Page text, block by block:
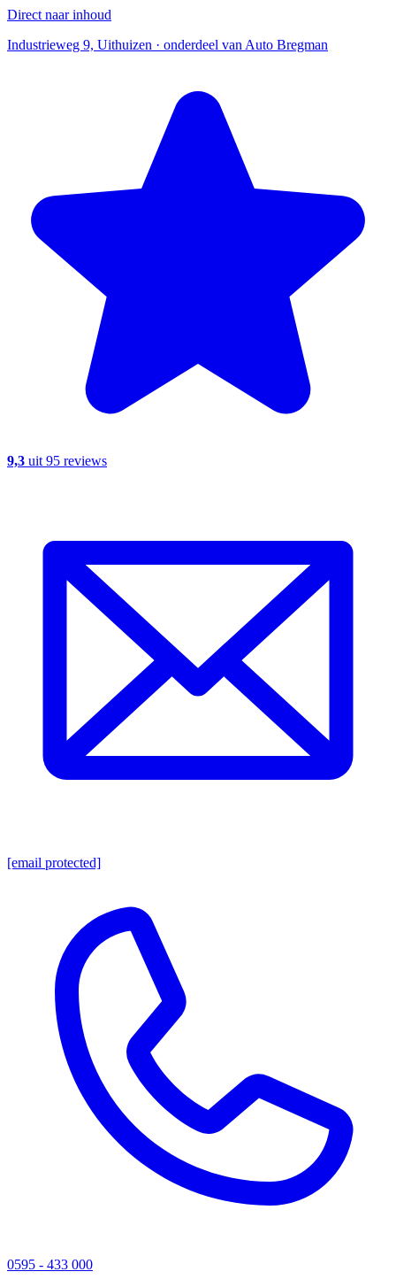
Direct naar inhoud
Industrieweg 9, Uithuizen · onderdeel van Auto Bregman
9,3 uit 95 reviews
[email protected]
0595 - 433 000